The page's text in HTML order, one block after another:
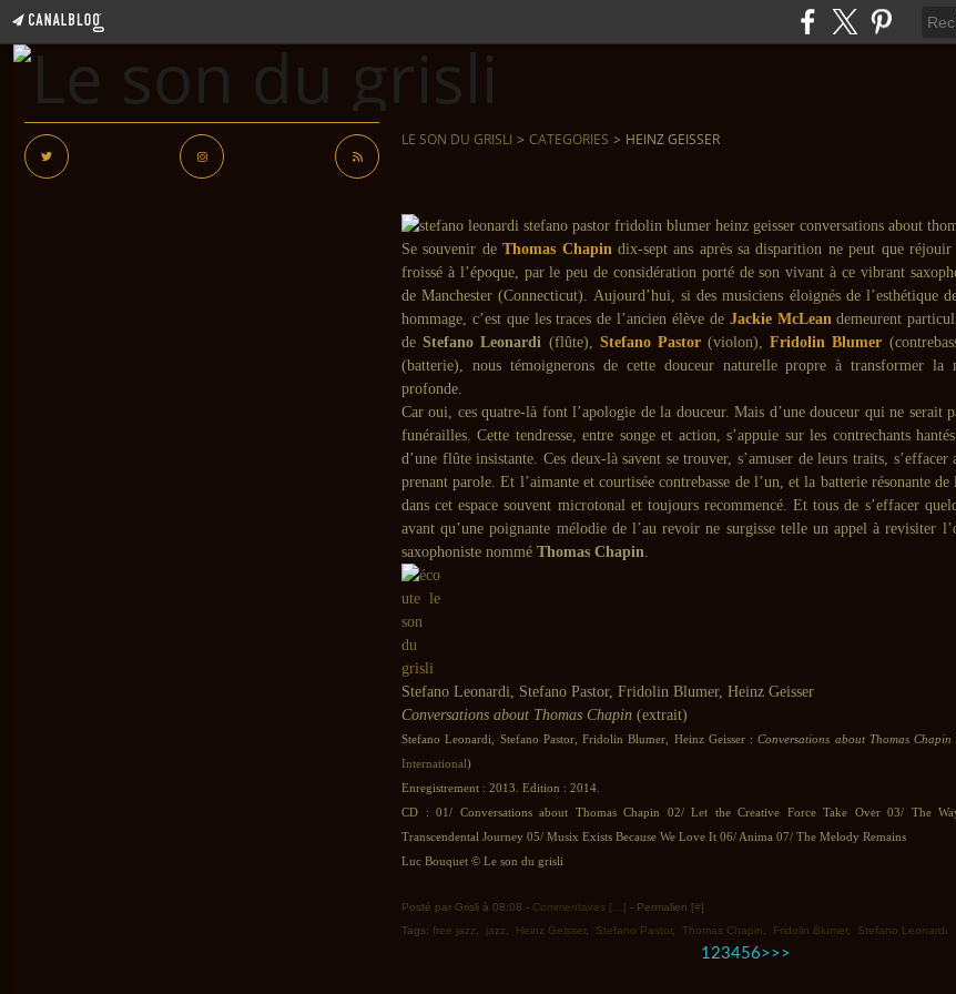
LE SON DU GRISLI > CATEGORIES > HEINZ GEISSER
Se souvenir deThomas Chapindix-sept ans après sa disparition ne peut que
froissé à l’époque, par le peu de considération porté de son vivant à ce vibrant
de Manchester (Connecticut). Aujourd’hui, si des musiciens éloignés de l’esthétique
hommage, c’est que les traces de l’ancien élève deJackie McLeandemeurent
deStefano Leonardi (flûte), Stefano Pastor(violon),Fridolin Blumer
(batterie), nous témoignerons de cette douceur naturelle propre à transformer la
profonde.
Car oui, ces quatre-là font l’apologie de la douceur. Mais d’une douceur qui ne serait
funérailles. Cette tendresse, entre songe et action, s’appuie sur les contrechants
d’une flûte insistante. Ces deux-là savent se trouver, s’amuser de leurs traits,
prenant parole. Et l’aimante et courtisée contrebasse de l’un, et la batterie résonante
dans cet espace souvent microtonal et toujours recommencé. Et tous de s’effacer
avant qu’une poignante mélodie de l’au revoir ne surgisse telle un appel à revisiter
saxophoniste nommé Thomas Chapin.
Stefano Leonardi, Stefano Pastor, Fridolin Blumer, Heinz Geisser
Conversations about Thomas Chapin (extrait)
Stefano Leonardi, Stefano Pastor, Fridolin Blumer, Heinz Geisser :Conversations about Thomas Chapin
International)
Enregistrement : 2013. Edition : 2014.
CD : 01/ Conversations about Thomas Chapin 02/ Let the Creative Force Take Over 03/ The
Transcendental Journey 05/ Musix Exists Because We Love It 06/ Anima 07/ The Melody Remains
Luc Bouquet © Le son du grisli
Posté par Grisli à 08:08 - Commentaires [ ] - Permalien [#]
Tags: free jazz jazz Heinz Geisser, Stefano Pastor, Thomas Chapin Fridolin Blumer, Stefano Leonardi
123456>>>